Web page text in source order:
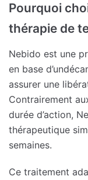
Pourquoi
thérapie de
Nebido est une
en base
assurer une
Contrairement
durée d’action,
thérapeutique
semaines.
Ce traitement